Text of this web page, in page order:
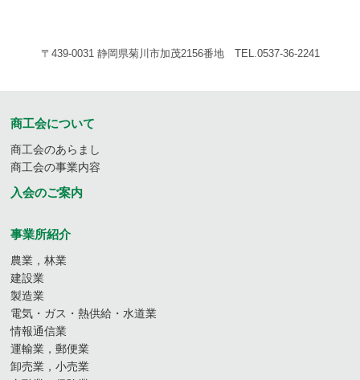
〒439-0031 静岡県菊川市加茂2156番地 TEL.0537-36-2241
商工会について
商工会のあらまし
商工会の事業内容
入会のご案内
事業所紹介
農業，林業
建設業
製造業
電気・ガス・熱供給・水道業
情報通信業
運輸業，郵便業
卸売業，小売業